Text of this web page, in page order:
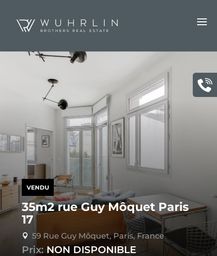
VENDU
35m2 rue Guy Môquet Paris
17
 59 Rue Guy Môquet, Paris, France
Prix: NON DISPONIBLE